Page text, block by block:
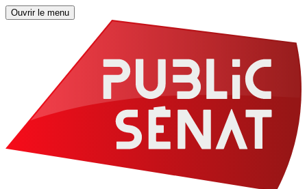
Ouvrir le menu